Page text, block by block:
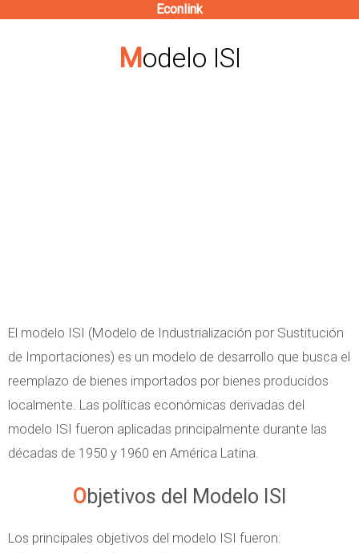
contenido
Econlink
Modelo ISI
El modelo ISI (Modelo de Industrialización por Sustitución
de Importaciones) es un modelo de desarrollo que busca el
reemplazo de bienes importados por bienes producidos
localmente. Las políticas económicas derivadas del
modelo ISI fueron aplicadas principalmente durante las
décadas de 1950 y 1960 en América Latina.
Objetivos del Modelo ISI
Los principales objetivos del modelo ISI fueron: